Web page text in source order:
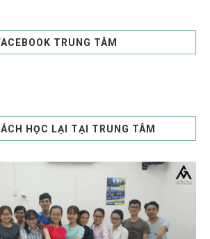
TRUNG TÂM
HỌC LẠI TẠI TRUNG TÂM